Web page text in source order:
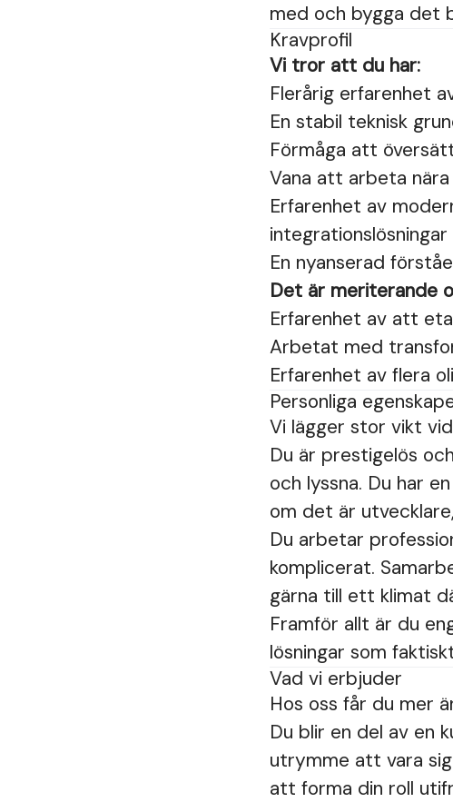
med och bygga det
Kravprofil
Vi tror att du har:
Flerårig erfarenhet
En stabil teknisk
Förmåga att
Vana att arbeta
Erfarenhet av
integrationslösningar
En nyanserad
Det är meriterande
Erfarenhet av att
Arbetat med
Erfarenhet av flera
Personliga
Vi lägger stor vikt
Du är prestigelös
och lyssna. Du har
om det är
Du arbetar
komplicerat.
gärna till ett klimat
Framför allt är du
lösningar som
Vad vi erbjuder
Hos oss får du mer
Du blir en del av en
utrymme att vara
att forma din roll